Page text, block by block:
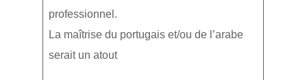
professionnel.
La maîtrise du portugais et/ou de l’arabe
serait un atout